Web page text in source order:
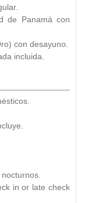
de Panamá con
con desayuno.
incluida.
in or late check